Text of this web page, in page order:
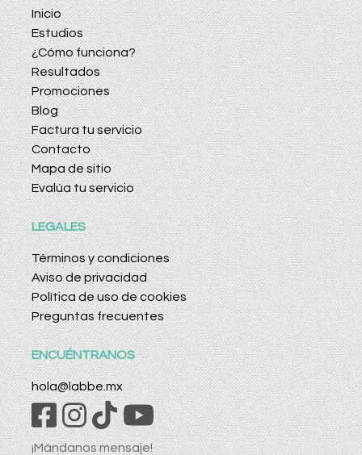
Inicio
Estudios
¿Cómo funciona?
Resultados
Promociones
Blog
Factura tu servicio
Contacto
Mapa de sitio
Evalúa tu servicio
LEGALES
Términos y condiciones
Aviso de privacidad
Política de uso de cookies
Preguntas frecuentes
ENCUÉNTRANOS
hola@labbe.mx
¡Mándanos mensaje!